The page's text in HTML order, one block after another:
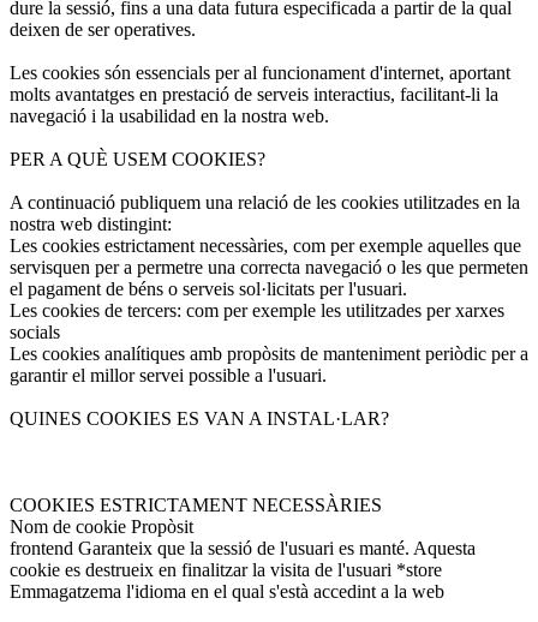
dure la sessió, fins a una data futura especificada a partir de la qual
deixen de ser operatives.
Les cookies són essencials per al funcionament d'internet, aportant
molts avantatges en prestació de serveis interactius, facilitant-li la
navegació i la usabilidad en la nostra web.
PER A QUÈ USEM COOKIES?
A continuació publiquem una relació de les cookies utilitzades en la
nostra web distingint:
Les cookies estrictament necessàries, com per exemple aquelles que
servisquen per a permetre una correcta navegació o les que permeten
el pagament de béns o serveis sol·licitats per l'usuari.
Les cookies de tercers: com per exemple les utilitzades per xarxes
socials
Les cookies analítiques amb propòsits de manteniment periòdic per a
garantir el millor servei possible a l'usuari.
QUINES COOKIES ES VAN A INSTAL·LAR?
COOKIES ESTRICTAMENT NECESSÀRIES
Nom de cookie Propòsit
frontend Garanteix que la sessió de l'usuari es manté. Aquesta
cookie es destrueix en finalitzar la visita de l'usuari *store
Emmagatzema l'idioma en el qual s'està accedint a la web